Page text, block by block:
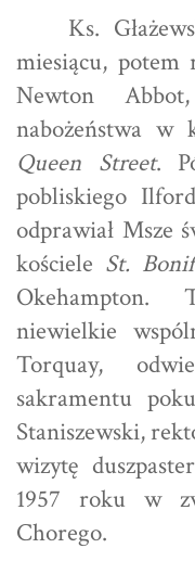
Ks.
miesiącu, potem
Newton
nabożeństwa w
Queen Street.
pobliskiego
odprawiał Msze
kościele St.
Okehampton.
niewielkie
Torquay,
sakramentu
Staniszewski,
wizytę
1957 roku w
Chorego.